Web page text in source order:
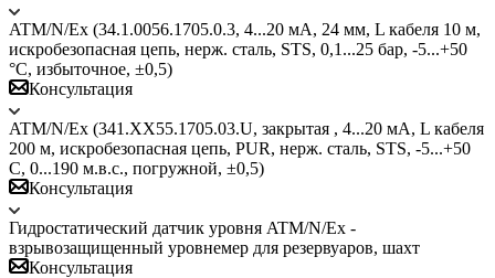
ATM/N/Ex (34.1.0056.1705.0.3, 4...20 мА, 24 мм, L кабеля 10 м,
искробезопасная цепь, нерж. сталь, STS, 0,1...25 бар, -5...+50
°C, избыточное, ±0,5)
Консультация
ATM/N/Ex (341.XX55.1705.03.U, закрытая , 4...20 мА, L кабеля
200 м, искробезопасная цепь, PUR, нерж. сталь, STS, -5...+50
C, 0...190 м.в.с., погружной, ±0,5)
Консультация
Гидростатический датчик уровня ATM/N/Ex -
взрывозащищенный уровнемер для резервуаров, шахт
Консультация